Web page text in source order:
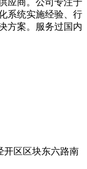
应商。公司专注于
系统实施经验、行
方案。服务过国内
开区区块东六路南